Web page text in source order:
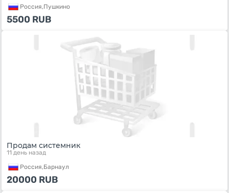
Россия,Пушкино
5500 RUB
Продам системник
11 день назад
Россия,Барнаул
20000 RUB